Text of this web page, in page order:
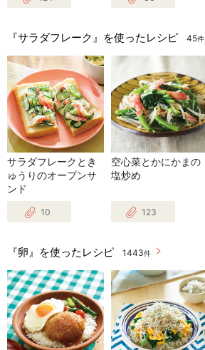
『サラダフレーク』を使ったレシピ 45件
サラダフレークとき
ゅうりのオープンサ
ンド
10
空心菜とかにかまの
塩炒め
123
『卵』を使ったレシピ 1443件